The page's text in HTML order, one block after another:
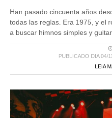
Han pasado cincuenta años
todas las reglas. Era 1975, y el
a buscar himnos simples y
PUBLICADO DIA 04/
LEIA